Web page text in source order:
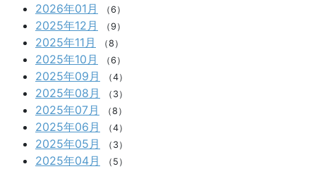
2026年01月 （6）
2025年12月 （9）
2025年11月 （8）
2025年10月 （6）
2025年09月 （4）
2025年08月 （3）
2025年07月 （8）
2025年06月 （4）
2025年05月 （3）
2025年04月 （5）